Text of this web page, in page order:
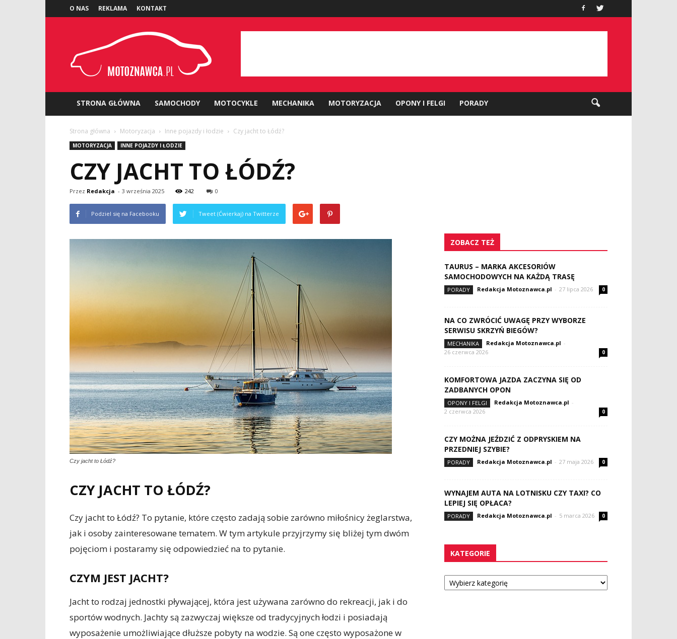
O NAS REKLAMA KONTAKT
STRONA GŁÓWNA SAMOCHODY MOTOCYKLE MECHANIKA MOTORYZACJA OPONY I FELGI PORADY
Strona główna Motoryzacja Inne pojazdy i łodzie Czy jacht to Łódź?
MOTORYZACJA INNE POJAZDY I ŁODZIE
CZY JACHT TO ŁÓDŹ?
Przez Redakcja - 3 września 2025 242 0
Podziel się na Facebooku Tweet (Ćwierkaj) na Twitterze
Czy jacht to Łódź?
CZY JACHT TO ŁÓDŹ?
Czy jacht to Łódź? To pytanie, które często zadają sobie zarówno miłośnicy żeglarstwa,
jak i osoby zainteresowane tematem. W tym artykule przyjrzymy się bliżej tym dwóm
pojęciom i postaramy się odpowiedzieć na to pytanie.
CZYM JEST JACHT?
Jacht to rodzaj jednostki pływającej, która jest używana zarówno do rekreacji, jak i do
sportów wodnych. Jachty są zazwyczaj większe od tradycyjnych łodzi i posiadają
wyposażenie umożliwiające dłuższe pobyty na wodzie. Są one często wyposażone w
ZOBACZ TEŻ
TAURUS – MARKA AKCESORIÓW
SAMOCHODOWYCH NA KAŻDĄ TRASĘ
PORADY Redakcja Motoznawca.pl - 27 lipca 2026 0
NA CO ZWRÓCIĆ UWAGĘ PRZY WYBORZE
SERWISU SKRZYŃ BIEGÓW?
MECHANIKA Redakcja Motoznawca.pl -
26 czerwca 2026
0
KOMFORTOWA JAZDA ZACZYNA SIĘ OD
ZADBANYCH OPON
OPONY I FELGI Redakcja Motoznawca.pl -
2 czerwca 2026
0
CZY MOŻNA JEŹDZIĆ Z ODPRYSKIEM NA
PRZEDNIEJ SZYBIE?
PORADY Redakcja Motoznawca.pl - 27 maja 2026 0
WYNAJEM AUTA NA LOTNISKU CZY TAXI? CO
LEPIEJ SIĘ OPŁACA?
PORADY Redakcja Motoznawca.pl - 5 marca 2026 0
KATEGORIE
Kategorie